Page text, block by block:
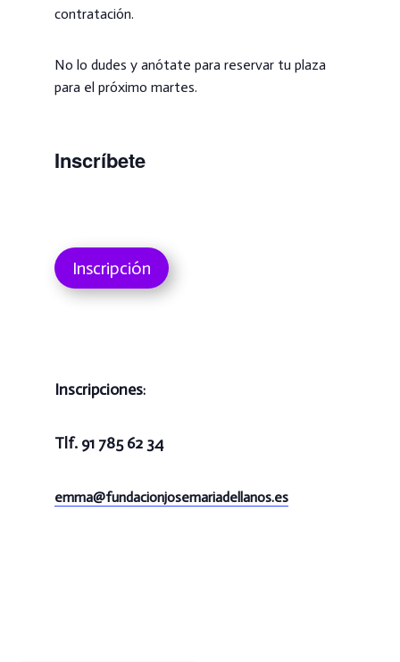
contratación.
No lo dudes y anótate para reservar tu plaza
para el próximo martes.
Inscríbete
Inscripción
Inscripciones:
Tlf. 91 785 62 34
emma@fundacionjosemariadellanos.es